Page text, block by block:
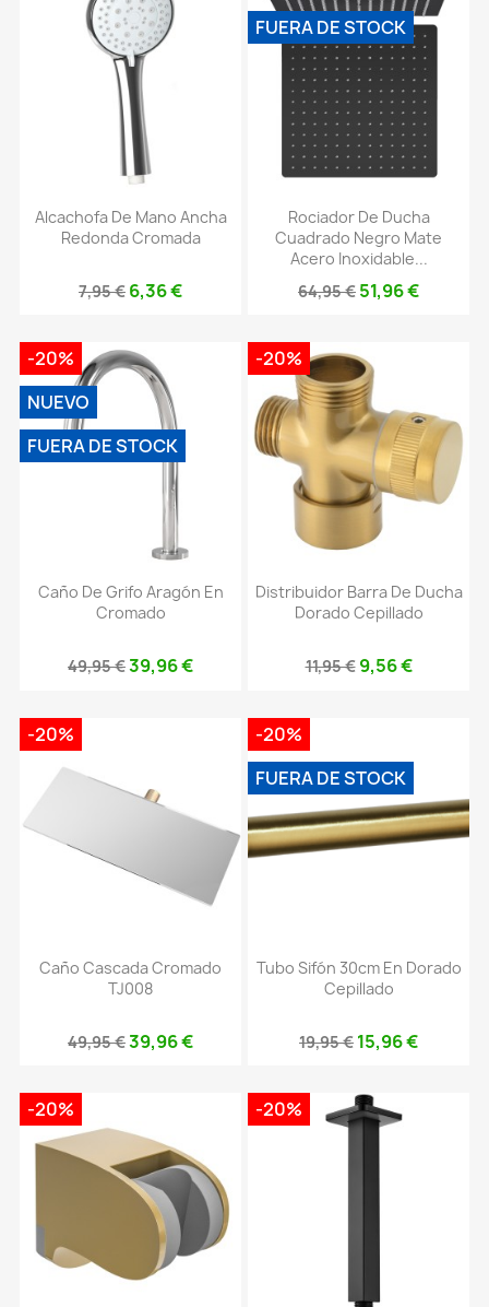
Alcachofa De Mano Ancha
Redonda Cromada
7,95 € 6,36 €
Rociador De Ducha
Cuadrado Negro Mate
Acero Inoxidable...
64,95 € 51,96 €
FUERA DE STOCK
Caño De Grifo Aragón En
Cromado
49,95 €39,96 €
-20%
NUEVO
FUERA DE STOCK
Distribuidor Barra De Ducha
Dorado Cepillado
11,95 € 9,56 €
-20%
Caño Cascada Cromado
TJ008
49,95 €39,96 €
-20%
Tubo Sifón 30cm En Dorado
Cepillado
19,95 € 15,96 €
-20%
FUERA DE STOCK
-20% -20%